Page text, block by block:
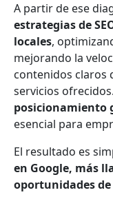
A partir de ese
estrategias de
locales,
mejorando la
contenidos claros
servicios
posicionamiento
esencial para
El resultado es
en Google, más
oportunidades